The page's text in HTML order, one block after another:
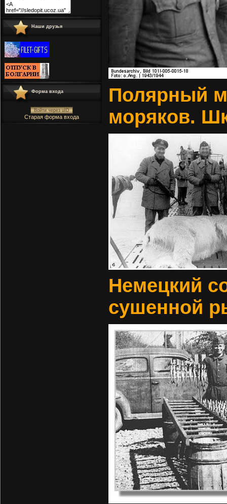
Наши друзья
Форма входа
Войти через uID
Старая форма входа
Полярный
моряков.
Немецкий
сушенной